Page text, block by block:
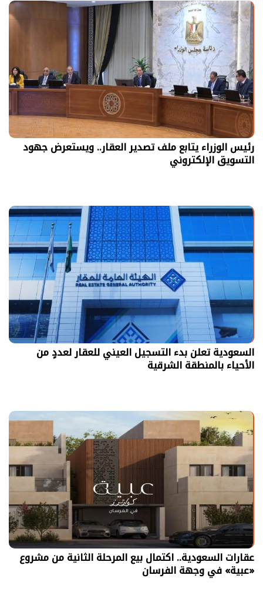
رئيس الوزراء يتابع ملف تصدير العقار.. ويستعرض جهود
التسويق الإلكتروني
السعودية تعلن بدء التسجيل العيني للعقار لعددٍ من
الأحياء بالمنطقة الشرقية
عقارات السعودية.. اكتمال بيع المرحلة الثانية من مشروع
«عبية» في وجهة الفرسان